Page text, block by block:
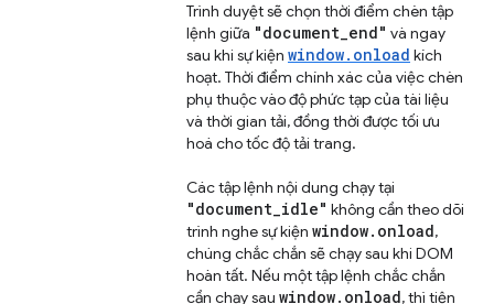
Trình duyệt sẽ chọn thời điểm chèn tập
lệnh giữa "document_end" và ngay
sau khi sự kiện window.onload kích
hoạt. Thời điểm chính xác của việc chèn
phụ thuộc vào độ phức tạp của tài liệu
và thời gian tải, đồng thời được tối ưu
hoá cho tốc độ tải trang.
Các tập lệnh nội dung chạy tại
"document_idle" không cần theo dõi
trình nghe sự kiện window. onload,
chúng chắc chắn sẽ chạy sau khi DOM
hoàn tất. Nếu một tập lệnh chắc chắn
cần chạy sau window. onload, thì tiện